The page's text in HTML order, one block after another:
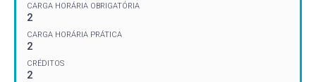
CARGA HORÁRIA OBRIGATÓRIA
2
CARGA HORÁRIA PRÁTICA
2
CRÉDITOS
2